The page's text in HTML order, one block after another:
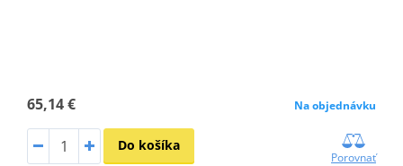
65,14 € Na objednávku
Do košíka
Porovnať